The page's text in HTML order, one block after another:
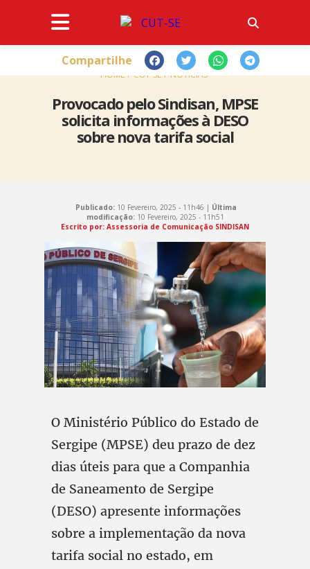
HOME CUT-SE NOTÍCIAS
Provocado pelo Sindisan, MPSE
solicita informações à DESO
sobre nova tarifa social
Compartilhe
Publicado: 10 Fevereiro, 2025 - 11h46 | Última
modificação:10 Fevereiro, 2025 - 11h51
Escrito por: Assessoria de Comunicação SINDISAN
O Ministério Público do Estado de
Sergipe (MPSE) deu prazo de dez
dias úteis para que a Companhia
de Saneamento de Sergipe
(DESO) apresente informações
sobre a implementação da nova
tarifa social no estado, em